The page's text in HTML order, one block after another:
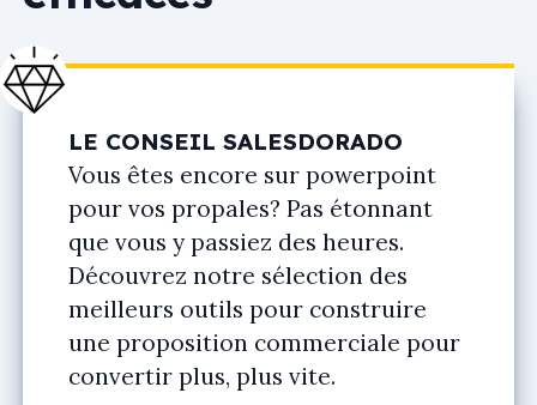
LE CONSEIL SALESDORADO
Vous êtes encore sur powerpoint
pour vos propales? Pas étonnant
que vous y passiez des heures.
Découvrez notre sélection des
meilleurs outils pour construire
une proposition commerciale pour
convertir plus, plus vite.